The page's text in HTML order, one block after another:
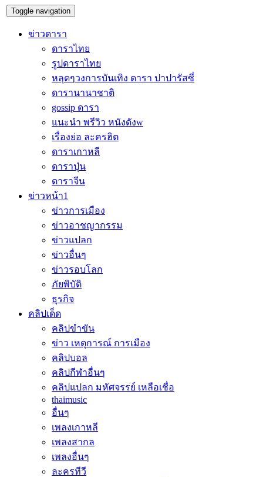
Toggle navigation
ข่าวดารา
ดาราไทย
รูปดาราไทย
หลุดๆวงการบันเทิง ดารา ปาปารัสซี่
ดารานานาชาติ
gossip ดารา
แนะนำ พรีวิว หนังดังw
เรื่องย่อ ละครฮิต
ดาราเกาหลี
ดาราปุ่น
ดาราจีน
ข่าวหน้า1
ข่าวการเมือง
ข่าวอาชญากรรม
ข่าวแปลก
ข่าวอื่นๆ
ข่าวรอบโลก
ภัยพิบัติ
ธุรกิจ
คลิปเด็ด
คลิปขำขัน
ข่าว เหตุการณ์ การเมือง
คลิปบอล
คลิปกีฬาอื่นๆ
คลิปแปลก มหัศจรรย์ เหลือเชื่อ
thaimusic
อื่นๆ
เพลงเกาหลี
เพลงสากล
เพลงอื่นๆ
ละครทีวี